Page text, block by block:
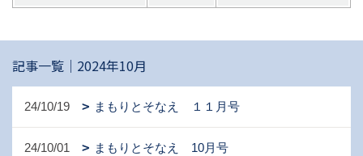
記事一覧｜2024年10月
24/10/19 まもりとそなえ １１月号
24/10/01 まもりとそなえ 10月号